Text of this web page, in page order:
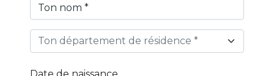
Ton département de résidence *